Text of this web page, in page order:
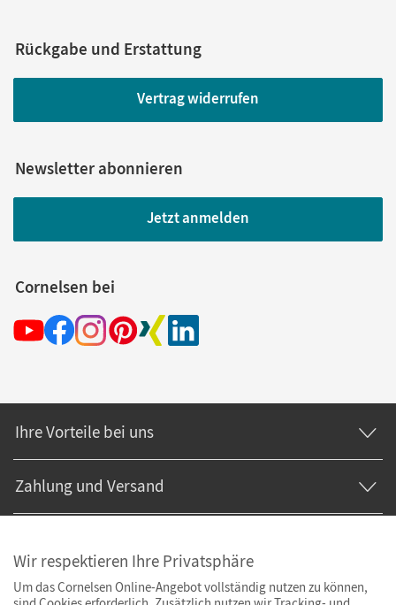
Rückgabe und Erstattung
Vertrag widerrufen
Newsletter abonnieren
Jetzt anmelden
Cornelsen bei
Ihre Vorteile bei uns
Zahlung und Versand
Wir respektieren Ihre Privatsphäre
Um das Cornelsen Online-Angebot vollständig nutzen zu können,